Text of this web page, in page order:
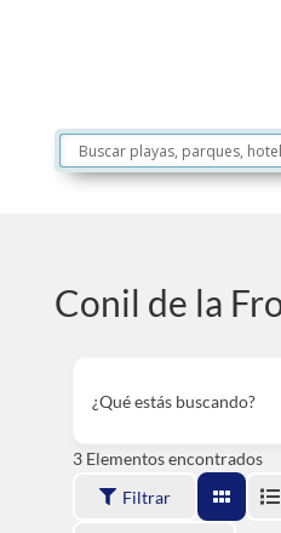
Conil de la
¿Qué estás buscando?
3Elementos encontrados
Filtrar